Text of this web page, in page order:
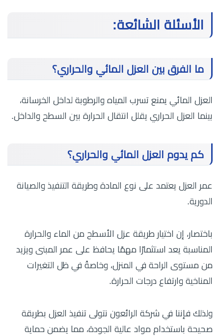
الأسئلة الشائعة:
ما الفرق بين العزل المائي والحراري؟
العزل المائي يمنع تسرب المياه والرطوبة لداخل الخرسانة،
بينما العزل الحراري يقلل انتقال الحرارة بين السطح والداخل.
كم يدوم العزل المائي والحراري؟
عمر العزل يعتمد على نوع المادة وطريقة التنفيذ والصيانة
الدورية.
باختصار، إن اختيار طريقة عزل الأسطح من الماء والحرارة
المناسبة يعد استثمارًا مهمًا يحافظ على عمر المبنى ويزيد
من مستوى الراحة في المنزل، وخاصةً في ظل التغيرات
المناخية وارتفاع درجات الحرارة.
ولذلك فإننا في شركة الرائعون نتولى تنفيذ العزل بطريقة
صحيحة باستخدام مواد عالية الجودة، مما يضمن حماية